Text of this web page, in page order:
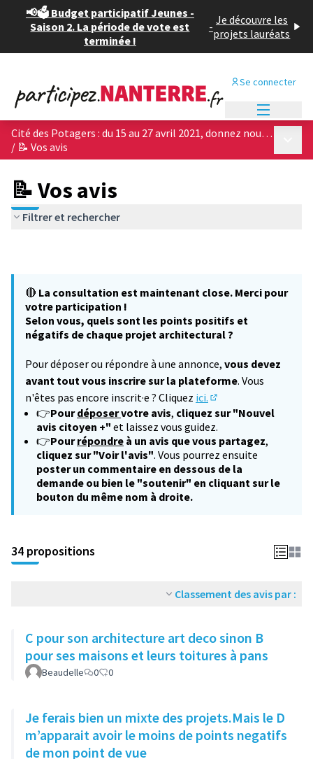
📢🗳️ Budget participatif Jeunes -
Saison 2. La période de vote est
terminée !
- Je découvre les
projets lauréats
Se connecter
Cité des Potagers : du 15 au 27 avril 2021, donnez nous votre avis sur les 4 projets architecturaux !
/ 📝 Vos avis
📝 Vos avis
Filtrer et rechercher
🔴 La consultation est maintenant close. Merci pour
votre participation !
Selon vous, quels sont les points positifs et
négatifs de chaque projet architectural ?
Pour déposer ou répondre à une annonce, vous devez
avant tout vous inscrire sur la plateforme. Vous
n'êtes pas encore inscrit·e ? Cliquez ici.
(S'ouvre dans un
👉Pourdéposervotre avis, cliquez sur "Nouvel
avis citoyen +" et laissez vous guidez.
👉Pourrépondre à un avis que vous partagez,
cliquez sur "Voir l'avis". Vous pourrez ensuite
poster un commentaire en dessous de la
demande ou bien le "soutenir" en cliquant sur le
bouton du même nom à droite.
34 propositions
Classement des avis par :
C pour son architecture art deco sinon B
pour ses maisons et leurs toitures à pans
Beaudelle 0 0
Je ferais bien un mixte des projets.Mais le D
m’apparait avoir le moins de points negatifs
de mon point de vue